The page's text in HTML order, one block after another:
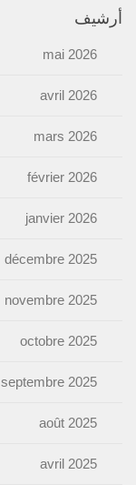
أرشيف
mai 2026
avril 2026
mars 2026
février 2026
janvier 2026
décembre 2025
novembre 2025
octobre 2025
septembre 2025
août 2025
avril 2025